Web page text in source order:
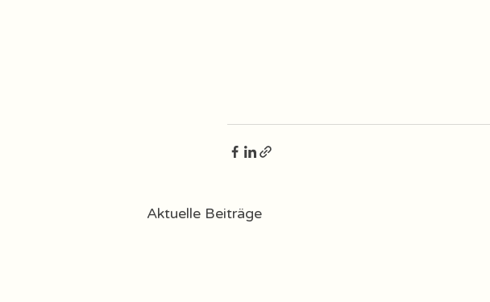
Aktuelle Beiträge